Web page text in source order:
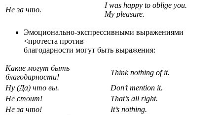
Не за что.
I was happy to oblige you.
My pleasure.
Эмоционально-экспрессивными выражениями
<протеста против
благодарности могут быть выражения:
Какие могут быть
благодарности!
Think nothing of it.
Ну (Да) что вы.
Don’t mention it.
Не стоит!
That’s all right.
He за что!
It’s nothing.